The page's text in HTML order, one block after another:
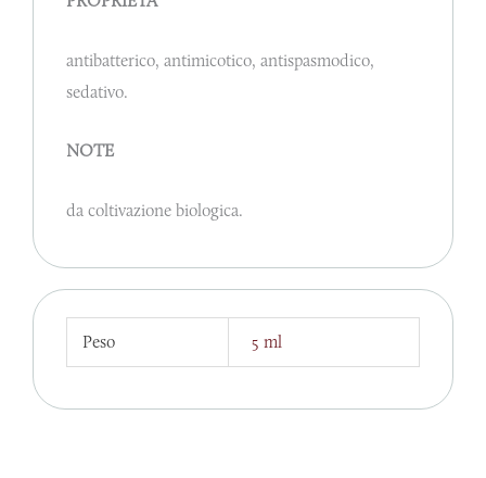
antibatterico, antimicotico, antispasmodico,
sedativo.
NOTE
da coltivazione biologica.
Peso 5 ml